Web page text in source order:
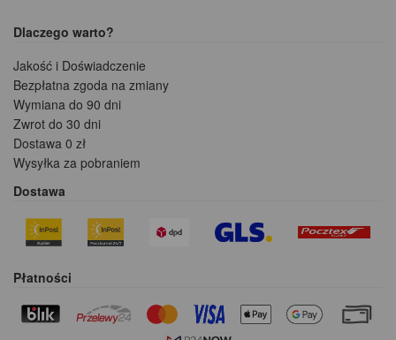
Dlaczego warto?
Jakość i Doświadczenie
Bezpłatna zgoda na zmiany
Wymiana do 90 dni
Zwrot do 30 dni
Dostawa 0 zł
Wysyłka za pobraniem
Dostawa
Płatności